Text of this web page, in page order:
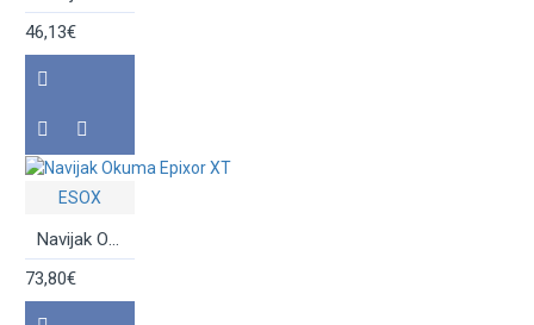
46,13€
ESOX
Navijak Okuma Epixor XT
73,80€